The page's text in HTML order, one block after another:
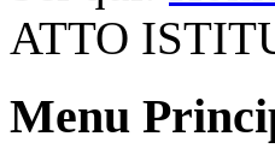
ATTO
Menu